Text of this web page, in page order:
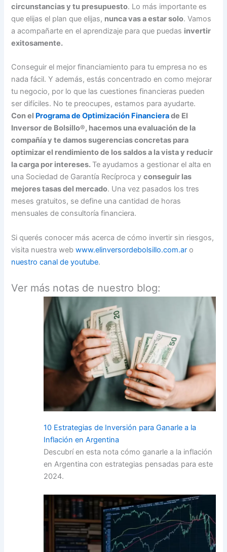
circunstancias y tu presupuesto. Lo más importante es
que elijas el plan que elijas, nunca vas a estar solo. Vamos
a acompañarte en el aprendizaje para que puedas invertir
exitosamente.
Conseguir el mejor financiamiento para tu empresa no es
nada fácil. Y además, estás concentrado en como mejorar
tu negocio, por lo que las cuestiones financieras pueden
ser difíciles. No te preocupes, estamos para ayudarte.
Con el Programa de Optimización Financierade El
Inversor de Bolsillo®, hacemos una evaluación de la
compañía y te damos sugerencias concretas para
optimizar el rendimiento de los saldos a la vista y reducir
la carga por intereses. Te ayudamos a gestionar el alta en
una Sociedad de Garantía Recíproca yconseguir las
mejores tasas del mercado. Una vez pasados los tres
meses gratuitos, se define una cantidad de horas
mensuales de consultoría financiera.
Si querés conocer más acerca de cómo invertir sin riesgos,
visita nuestra webwww.elinversordebolsillo.com.ar o
nuestro canal de youtube.
Ver más notas de nuestro blog:
10 Estrategias de Inversión para Ganarle a la
Inflación en Argentina
Descubrí en esta nota cómo ganarle a la inflación
en Argentina con estrategias pensadas para este
2024.